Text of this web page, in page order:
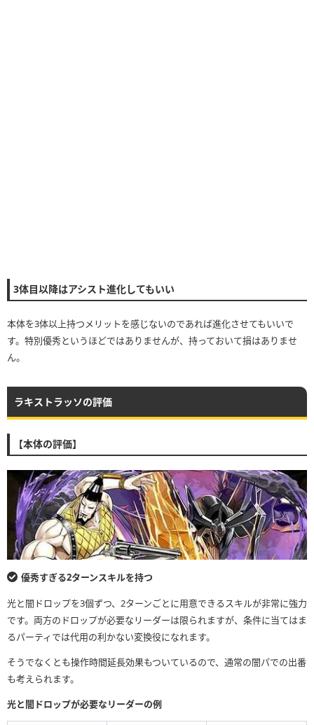
3体目以降はアシスト進化してもいい
本体を3体以上持つメリットを感じないのであれば進化させてもいいで
す。特別優秀というほどではありませんが、持っておいて損はありませ
ん。
ラキストラッソの評価
【本体の評価】
優秀すぎる2ターンスキルを持つ
光と闇ドロップを3個ずつ、2ターンごとに用意できるスキルが非常に強力
です。両方のドロップが必要なリーダーは限られますが、条件に当てはま
るパーティでは代用の利かない変換役になれます。
そうでなくとも操作時間延長効果もついているので、通常の闇パでの出番
も考えられます。
光と闇ドロップが必要なリーダーの例